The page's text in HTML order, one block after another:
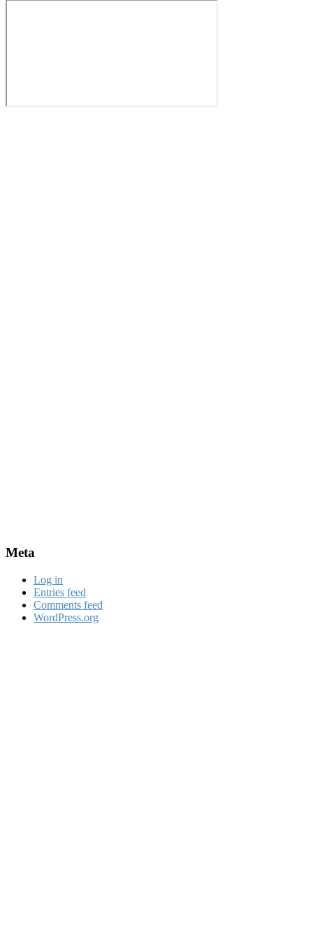
Meta
Log in
Entries feed
Comments feed
WordPress.org